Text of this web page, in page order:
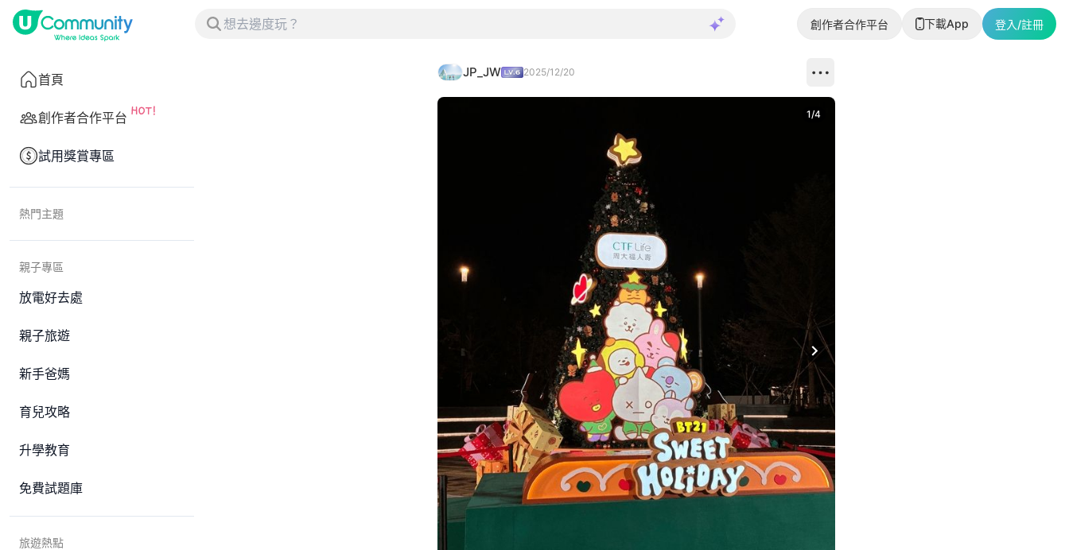
創作者合作平台 下載App 登入/註冊
首頁
創作者合作平台
試用獎賞專區
熱門主題
親子專區
放電好去處
親子旅遊
新手爸媽
育兒攻略
升學教育
免費試題庫
旅遊熱點
JP_JW 2025/12/20
Next slide
1/4